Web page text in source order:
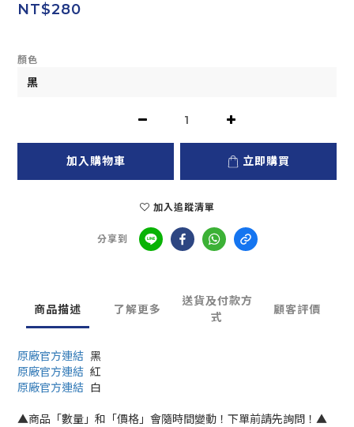
NT$280
顏色
加入購物車 立即購買
加入追蹤清單
分享到
商品描述 了解更多
送貨及付款方
式
顧客評價
原廠官方連結 黑
原廠官方連結 紅
原廠官方連結 白
▲商品「數量」和「價格」會隨時間變動！下單前請先詢問！▲